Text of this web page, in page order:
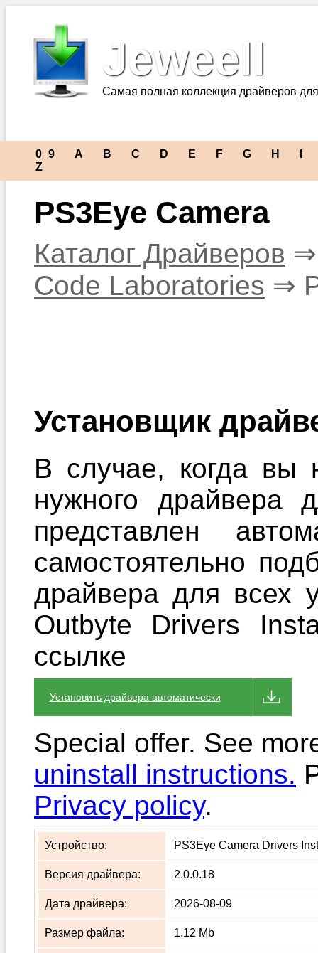
Jeweell
Самая полная коллекция драйверов
0_9 A B C D E F G H
Z
PS3Eye Camera
Каталог Драйверов
Code Laboratories ⇒
Установщик
В случае, когда вы
нужного драйвера
представлен
самостоятельно
драйвера для всех
Outbyte Drivers
ссылке
Установить драйвера автоматически
Special offer. See
uninstall instructions.
Privacy policy.
Устройство: PS3Eye Camera Drivers
Версия драйвера: 2.0.0.18
Дата драйвера: 2026-08-09
Размер файла: 1.12 Mb